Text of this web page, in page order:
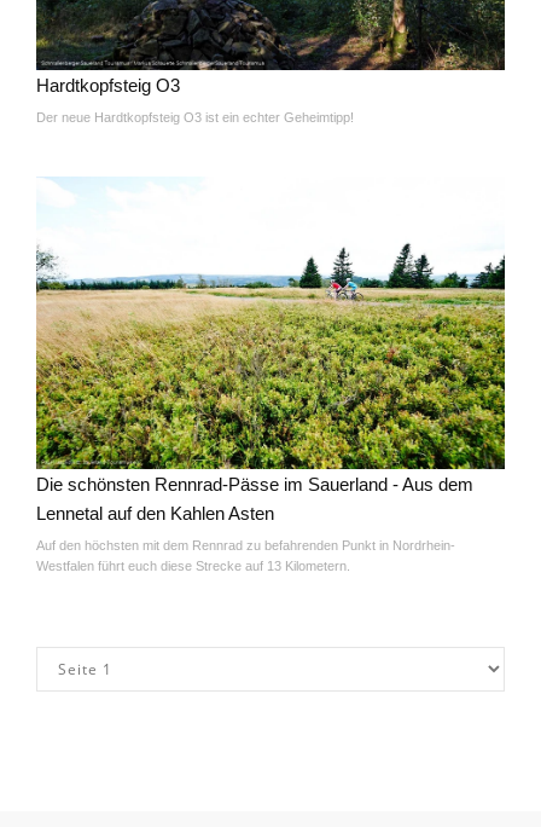
Hardtkopfsteig O3
Der neue Hardtkopfsteig O3 ist ein echter Geheimtipp!
Die schönsten Rennrad-Pässe im Sauerland - Aus dem
Lennetal auf den Kahlen Asten
Auf den höchsten mit dem Rennrad zu befahrenden Punkt in Nordrhein-
Westfalen führt euch diese Strecke auf 13 Kilometern.